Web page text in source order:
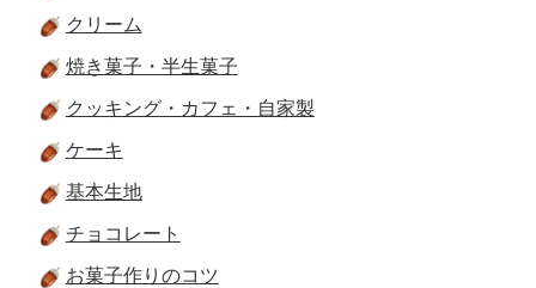
クリーム
焼き菓子・半生菓子
クッキング・カフェ・自家製
ケーキ
基本生地
チョコレート
お菓子作りのコツ